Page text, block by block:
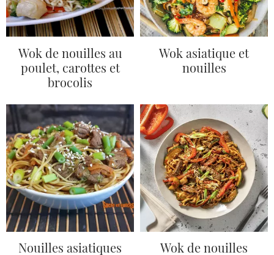
Wok de nouilles au
poulet, carottes et
brocolis
Wok asiatique et
nouilles
Nouilles asiatiques
Wok de nouilles